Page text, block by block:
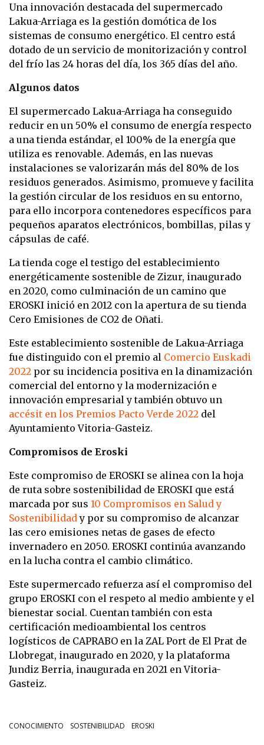
Una innovación destacada del supermercado
Lakua-Arriaga es la gestión domótica de los
sistemas de consumo energético. El centro está
dotado de un servicio de monitorización y control
del frío las 24 horas del día, los 365 días del año.
Algunos datos
El supermercado Lakua-Arriaga ha conseguido
reducir en un 50% el consumo de energía respecto
a una tienda estándar, el 100% de la energía que
utiliza es renovable. Además, en las nuevas
instalaciones se valorizarán más del 80% de los
residuos generados. Asimismo, promueve y facilita
la gestión circular de los residuos en su entorno,
para ello incorpora contenedores específicos para
pequeños aparatos electrónicos, bombillas, pilas y
cápsulas de café.
La tienda coge el testigo del establecimiento
energéticamente sostenible de Zizur, inaugurado
en 2020, como culminación de un camino que
EROSKI inició en 2012 con la apertura de su tienda
Cero Emisiones de CO2 de Oñati.
Este establecimiento sostenible de Lakua-Arriaga
fue distinguido con el premio al Comercio Euskadi
2022 por su incidencia positiva en la dinamización
comercial del entorno y la modernización e
innovación empresarial y también obtuvo un
accésit en los Premios Pacto Verde 2022 del
Ayuntamiento Vitoria-Gasteiz.
Compromisos de Eroski
Este compromiso de EROSKI se alinea con la hoja
de ruta sobre sostenibilidad de EROSKI que está
marcada por sus 10 Compromisos en Salud y
Sostenibilidad y por su compromiso de alcanzar
las cero emisiones netas de gases de efecto
invernadero en 2050. EROSKI continúa avanzando
en la lucha contra el cambio climático.
Este supermercado refuerza así el compromiso del
grupo EROSKI con el respeto al medio ambiente y el
bienestar social. Cuentan también con esta
certificación medioambiental los centros
logísticos de CAPRABO en la ZAL Port de El Prat de
Llobregat, inaugurado en 2020, y la plataforma
Jundiz Berria, inaugurada en 2021 en Vitoria-
Gasteiz.
CONOCIMIENTO SOSTENIBILIDAD EROSKI